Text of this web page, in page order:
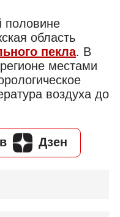
половине
область
пекла. В
местами
воздуха до
в Дзен